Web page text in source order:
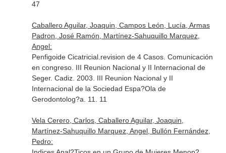
47
Caballero Aguilar, Joaquin, Campos León, Lucía, Armas
Padron, José Ramón, Martínez-Sahuquillo Marquez,
Angel:
Penfigoide Cicatricial.revision de 4 Casos. Comunicación
en congreso. III Reunion Nacional y II Internacional de
Seger. Cadiz. 2003. III Reunion Nacional y II
Internacional de la Sociedad Espa?Ola de
Gerodontolog?a. 11. 11
Vela Cerero, Carlos, Caballero Aguilar, Joaquin,
Martínez-Sahuquillo Marquez, Angel, Bullón Fernández,
Pedro: